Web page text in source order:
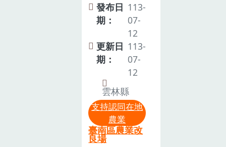
透過角色扮演
話劇演出的方
式讓同學更了
解天敵與害蟲
之間的關係。
開花後如何運
用熊蜂幫忙番
茄授粉，還有
認識番茄的營
養及食用方
式，最令小朋
的禽畜糞堆肥
製作並改善堆
肥化流程，透
過定期的檢測
與分析，禽畜
糞堆肥成品的
EC值、pH
值、碳氮比及
重金屬含量，
均符合法規標
準。將禽畜糞
根砧的技術與
應用，並介紹
本場選育出具
有穩定抗青枯
病能力的茄砧
品種‘臺南1
號’。第二部分
由吳雅芳副研
究員說明在栽
培番茄時會遭
遇到的病蟲害
範田區配合農
業部推動「大
糧倉計畫」，
本場於雲林縣
進行硬質玉米
大面積示範推
廣，鼓勵沿海
地區休耕農地
活化，轉作節
水作物硬質玉
米，並藉由省
發布日
期：
113-
07-
12
更新日
期：
113-
07-
12
雲林縣
支持認同在地
農業
臺南區農業改
良場